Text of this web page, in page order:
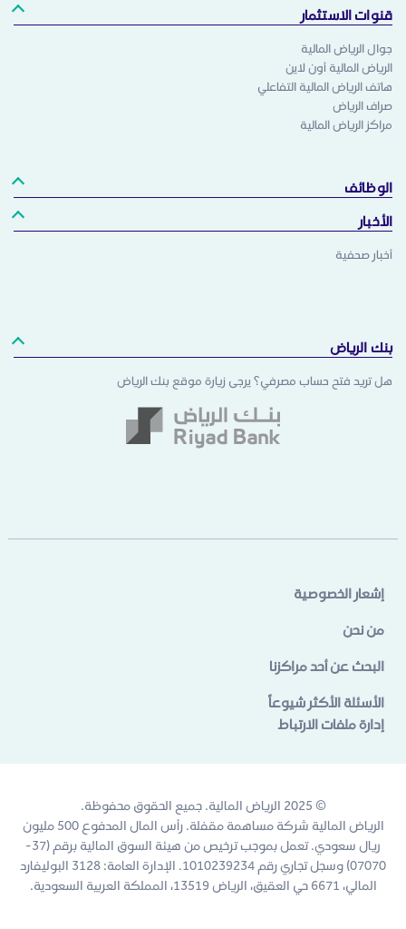
قنوات الاستثمار
جوال الرياض المالية
الرياض المالية أون لاين
هاتف الرياض المالية التفاعلي
صراف الرياض
مراكز الرياض المالية
الوظائف
الأخبار
أخبار صحفية
بنك الرياض
هل تريد فتح حساب مصرفي؟ يرجى زيارة موقع بنك الرياض
إشعار الخصوصية
من نحن
البحث عن أحد مراكزنا
الأسئلة الأكثر شيوعاً
إدارة ملفات الارتباط
© 2025 الرياض المالية. جميع الحقوق محفوظة.
الرياض المالية شركة مساهمة مقفلة. رأس المال المدفوع 500 مليون
ريال سعودي. تعمل بموجب ترخيص من هيئة السوق المالية برقم (37-
07070) وسجل تجاري رقم 1010239234. الإدارة العامة: 3128 البوليفارد
المالي، 6671 حي العقيق، الرياض 13519، المملكة العربية السعودية.